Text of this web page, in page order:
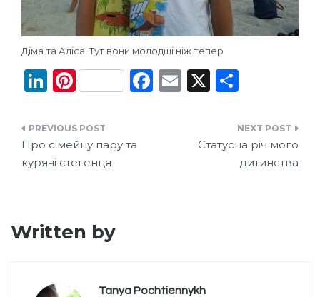
Діма та Аліса. Тут вони молодші ніж тепер
Li
k
e
dI
Pi
te
re
st
F
E
X
ді
л
и
Навігація
записів
Про сімейну пару та
курячі стегенця
Статусна річ мого
дитинства
Written by
Tanya Pochtiennykh